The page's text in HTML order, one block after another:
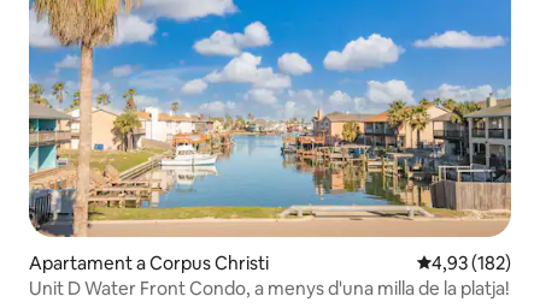
Apartament a Corpus Christi 4,93 de
4,93 (182)
Unit D Water Front Condo, a menys d'una milla de la platja!